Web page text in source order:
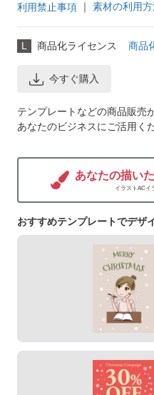
利用禁止事項 ｜ 素材の利用
L 商品化ライセンス 商品
今すぐ購入
テンプレートなどの商品販売
あなたのビジネスにご活用く
あなたの描い
イラストACイ
おすすめテンプレートでデザ